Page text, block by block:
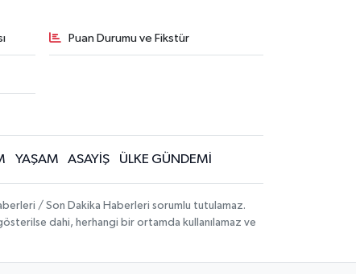
Puan Durumu ve Fikstür
YAŞAM ASAYİŞ ÜLKE GÜNDEMİ
/ Son Dakika Haberleri sorumlu tutulamaz.
dahi, herhangi bir ortamda kullanılamaz ve